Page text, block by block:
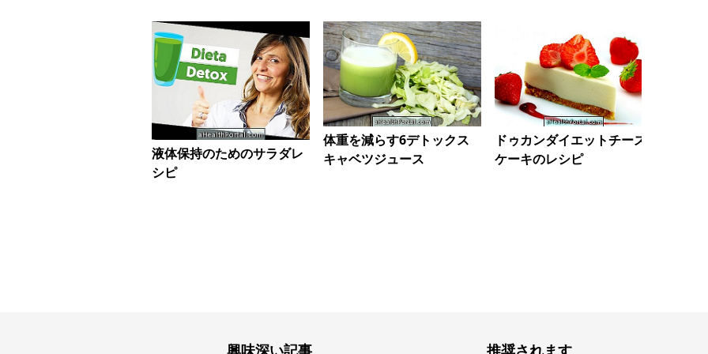
液体保持のためのサラダレ
シピ
体重を減らす6デトックス
キャベツジュース
ドゥカンダイエットチーズ
ケーキのレシピ
興味深い記事 推奨されます